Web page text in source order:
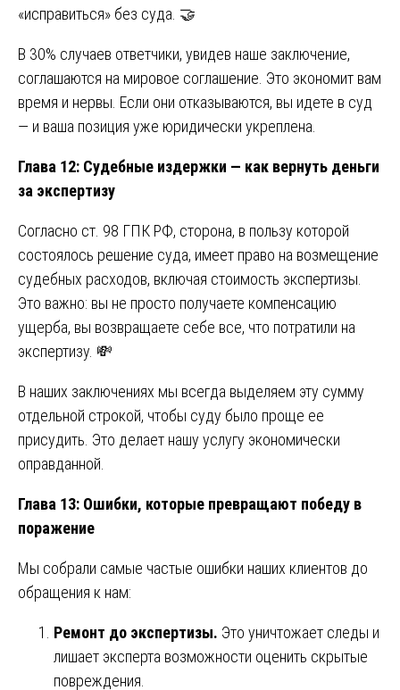
«исправиться» без суда. 🤝
В 30% случаев ответчики, увидев наше заключение,
соглашаются на мировое соглашение. Это экономит вам
время и нервы. Если они отказываются, вы идете в суд
— и ваша позиция уже юридически укреплена.
Глава 12: Судебные издержки — как вернуть деньги
за экспертизу
Согласно ст. 98 ГПК РФ, сторона, в пользу которой
состоялось решение суда, имеет право на возмещение
судебных расходов, включая стоимость экспертизы.
Это важно: вы не просто получаете компенсацию
ущерба, вы возвращаете себе все, что потратили на
экспертизу. 💸
В наших заключениях мы всегда выделяем эту сумму
отдельной строкой, чтобы суду было проще ее
присудить. Это делает нашу услугу экономически
оправданной.
Глава 13: Ошибки, которые превращают победу в
поражение
Мы собрали самые частые ошибки наших клиентов до
обращения к нам:
Ремонт до экспертизы. Это уничтожает следы и
лишает эксперта возможности оценить скрытые
повреждения.